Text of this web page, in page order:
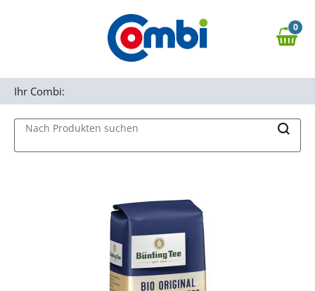
Zur Navigation springen
0,00 €
0
Nach Produkten suchen
Ihr Combi: